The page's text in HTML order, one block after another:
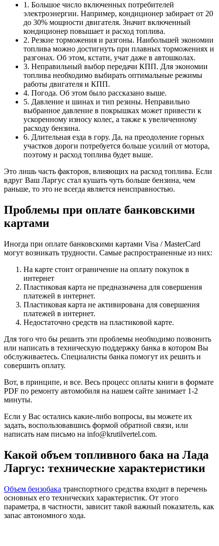
1. Большое число включенных потребителей
электроэнергии. Например, кондиционер забирает от 20
до 30% мощности двигателя. Значит включенный
кондиционер повышает и расход топлива.
2. Резкие торможения и разгоны. Наибольшей экономии
топлива можно достигнуть при плавных торможениях и
разгонах. Об этом, кстати, учат даже в автошколах.
3. Неправильный выбор передачи КПП. Для экономии
топлива необходимо выбирать оптимальные режимы
работы двигателя и КПП.
4. Погода. Об этом было рассказано выше.
5. Давление и шинах и тип резины. Неправильно
выбранное давление в покрышках может привести к
ускоренному износу колес, а также к увеличенному
расходу бензина.
6. Длительная езда в гору. Да, на преодоление горных
участков дороги потребуется больше усилий от мотора,
поэтому и расход топлива будет выше.
Это лишь часть факторов, влияющих на расход топлива. Если
вдруг Ваш Ларгус стал кушать чуть больше бензина, чем
раньше, то это не всегда является неисправностью.
Проблемы при оплате банковскими
картами
Иногда при оплате банковскими картами Visa / MasterCard
могут возникать трудности. Самые распространенные из них:
На карте стоит ограничение на оплату покупок в
интернет
Пластиковая карта не предназначена для совершения
платежей в интернет.
Пластиковая карта не активирована для совершения
платежей в интернет.
Недостаточно средств на пластиковой карте.
Для того что бы решить эти проблемы необходимо позвонить
или написать в техническую поддержку банка в котором Вы
обслуживаетесь. Специалисты банка помогут их решить и
совершить оплату.
Вот, в принципе, и все. Весь процесс оплаты книги в формате
PDF по ремонту автомобиля на нашем сайте занимает 1-2
минуты.
Если у Вас остались какие-либо вопросы, вы можете их
задать, воспользовавшись формой обратной связи, или
написать нам письмо на info@krutilvertel.com.
Какой объем топливного бака на Лада
Ларгус: технические характеристики
Объем бензобака транспортного средства входит в перечень
основных его технических характеристик. От этого
параметра, в частности, зависит такой важный показатель, как
запас автономного хода.